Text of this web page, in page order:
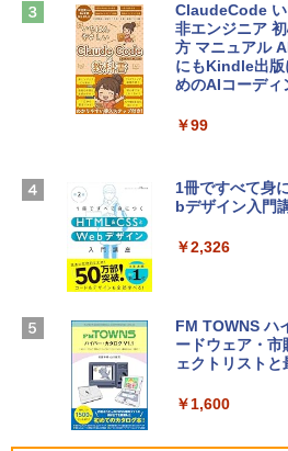
￥2,952
Apple 2026
igence、13.6
ラ、Touch ID -
AppleCare+
(M5)|ダウンロ
￥347,600
【
ン 15-fd 15.6イ
SSD インテル
￥129,800
Robloxギフト
定バーチャルア
インゲームコ
ラインコード版
￥3,200
Robloxギフト
定バーチャルア
ラインコード版
Windows版 |
ト): Java &
ClaudeCode い
非エンジニア
方 マニュアル
にもKindle出版
めのAIコーディ
￥99
1冊ですべて身
bデザイン入門
￥2,326
FM TOWNS ハ
ードウェア・市
ェクトリスト
￥1,600